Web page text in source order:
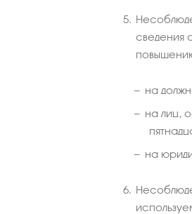
сведения
на
на лиц,
на